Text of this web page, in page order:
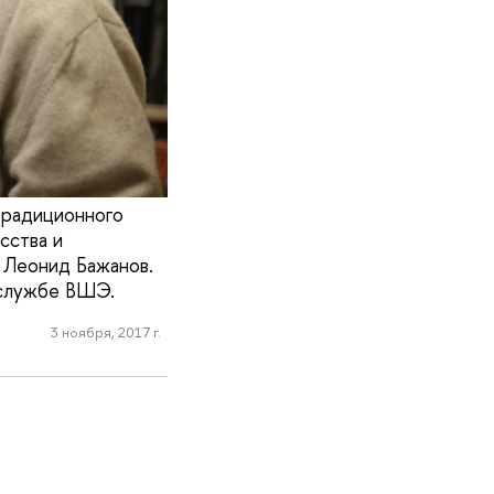
и
Бажанов.
службе ВШЭ.
3 ноября, 2017 г.